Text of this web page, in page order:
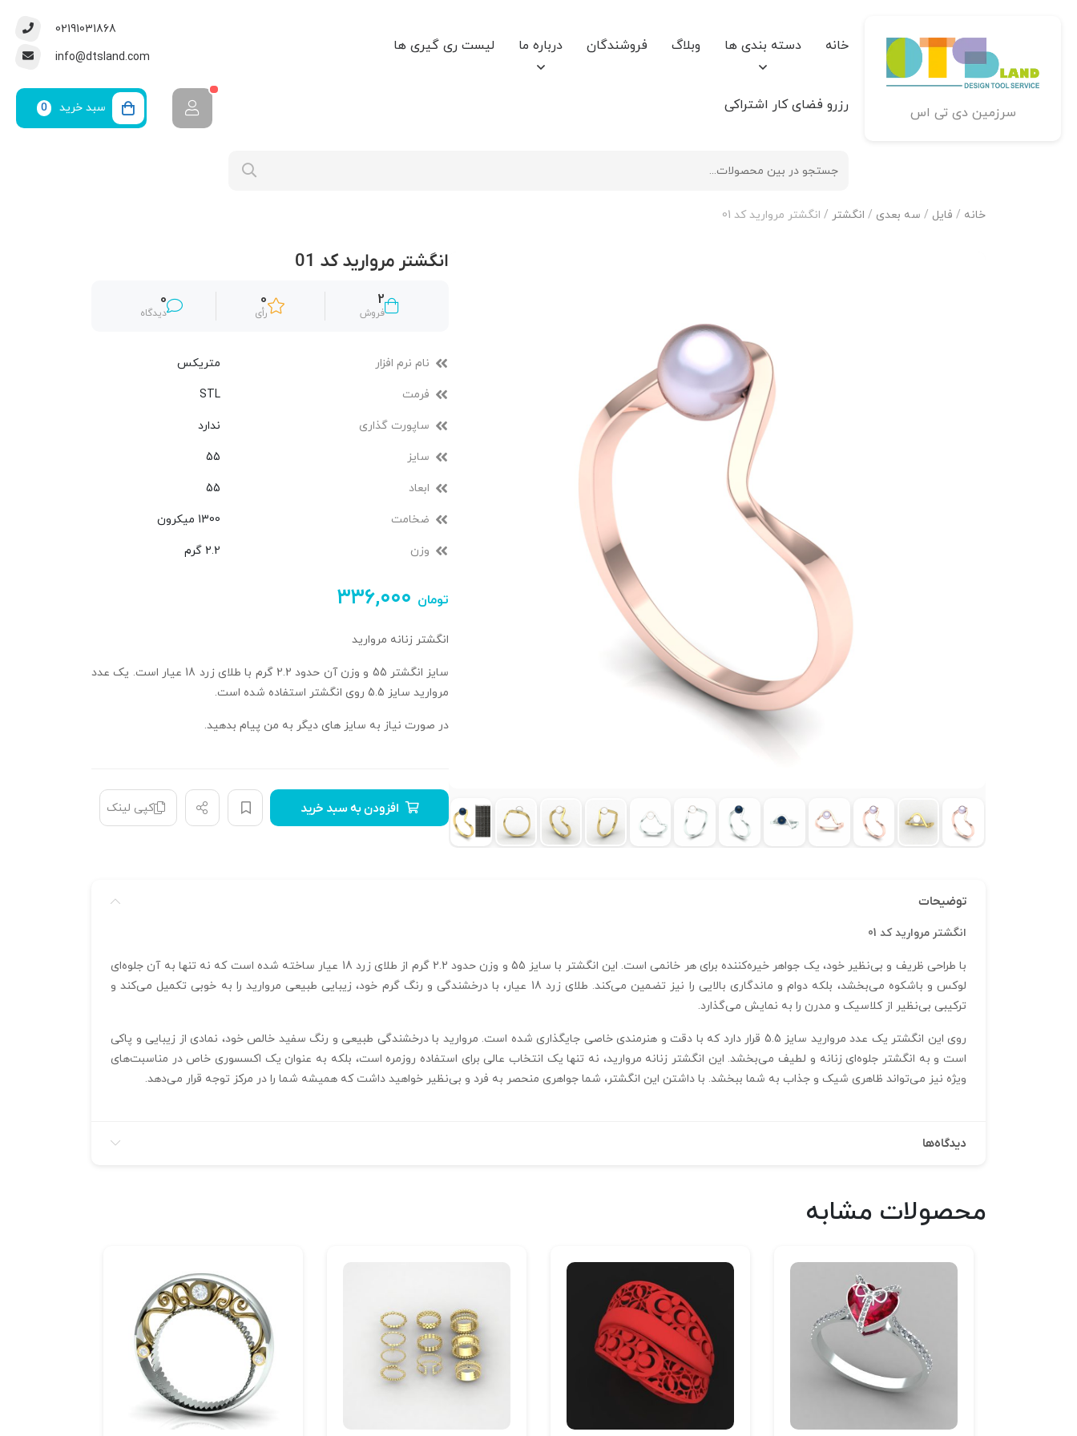
سرزمین دی تی اس
خانه دسته بندی ها وبلاگ فروشندگان درباره ما لیست ری گیری ها
رزرو فضای کار اشتراکی
02191031868
info@dtsland.com
سبد خرید 0
خانه / فایل / سه بعدی / انگشتر / انگشتر مروارید کد 01
انگشتر مروارید کد 01
2
فروش
0
رأی
0
دیدگاه
نام نرم افزار متریکس
فرمت STL
ساپورت گذاری ندارد
سایز 55
ابعاد 55
ضخامت 1300 میکرون
وزن 2.2 گرم
۳۳۶,۰۰۰ تومان
انگشتر زنانه مروارید
سایز انگشتر 55 و وزن آن حدود 2.2 گرم با طلای زرد 18 عیار است. یک عدد
مروارید سایز 5.5 روی انگشتر استفاده شده است.
در صورت نیاز به سایز های دیگر به من پیام بدهید.
افزودن به سبد خرید کپی لینک
توضیحات
انگشتر مروارید کد 01
با طراحی ظریف و بی‌نظیر خود، یک جواهر خیره‌کننده برای هر خانمی است. این انگشتر با سایز 55 و وزن حدود 2.2 گرم از طلای زرد 18 عیار ساخته شده است که نه تنها به آن جلوه‌ای
لوکس و باشکوه می‌بخشد، بلکه دوام و ماندگاری بالایی را نیز تضمین می‌کند. طلای زرد 18 عیار، با درخشندگی و رنگ گرم خود، زیبایی طبیعی مروارید را به خوبی تکمیل می‌کند و
ترکیبی بی‌نظیر از کلاسیک و مدرن را به نمایش می‌گذارد.
روی این انگشتر یک عدد مروارید سایز 5.5 قرار دارد که با دقت و هنرمندی خاصی جایگذاری شده است. مروارید با درخشندگی طبیعی و رنگ سفید خالص خود، نمادی از زیبایی و پاکی
است و به انگشتر جلوه‌ای زنانه و لطیف می‌بخشد. این انگشتر زنانه مروارید، نه تنها یک انتخاب عالی برای استفاده روزمره است، بلکه به عنوان یک اکسسوری خاص در مناسبت‌های
ویژه نیز می‌تواند ظاهری شیک و جذاب به شما ببخشد. با داشتن این انگشتر، شما جواهری منحصر به فرد و بی‌نظیر خواهید داشت که همیشه شما را در مرکز توجه قرار می‌دهد.
دیدگاه‌ها
محصولات مشابه